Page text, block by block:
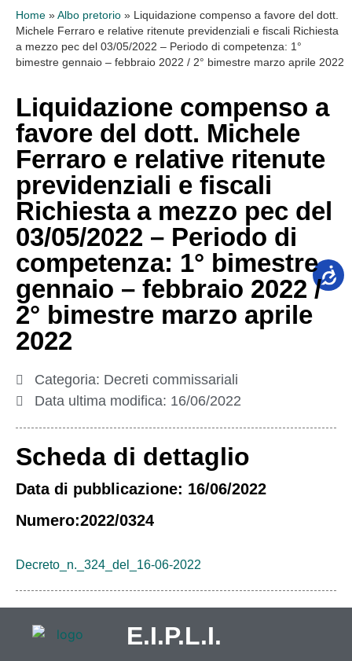
Home » Albo pretorio » Liquidazione compenso a favore del dott.
Michele Ferraro e relative ritenute previdenziali e fiscali Richiesta
a mezzo pec del 03/05/2022 – Periodo di competenza: 1°
bimestre gennaio – febbraio 2022 / 2° bimestre marzo aprile 2022
Liquidazione compenso a
favore del dott. Michele
Ferraro e relative ritenute
previdenziali e fiscali
Richiesta a mezzo pec del
03/05/2022 – Periodo di
competenza: 1° bimestre
gennaio – febbraio 2022 /
2° bimestre marzo aprile
2022
Categoria: Decreti commissariali
Data ultima modifica: 16/06/2022
Scheda di dettaglio
Data di pubblicazione: 16/06/2022
Numero:2022/0324
Decreto_n._324_del_16-06-2022
E.I.P.L.I.